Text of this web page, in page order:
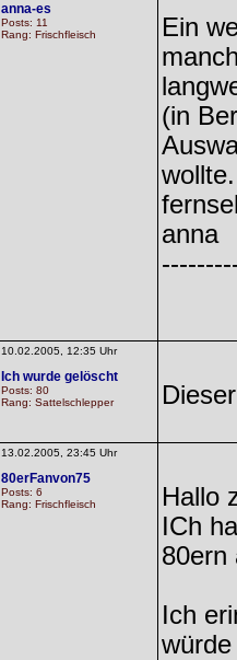
anna-es
Posts: 11
Rang: Frischfleisch
Ein
(in
anna
10.02.2005, 12:35 Uhr
Ich wurde gelöscht
Posts: 80
Rang: Sattelschlepper
13.02.2005, 23:45 Uhr
80erFanvon75
Posts: 6
Rang: Frischfleisch
Hallo
ICh
80ern
Ich